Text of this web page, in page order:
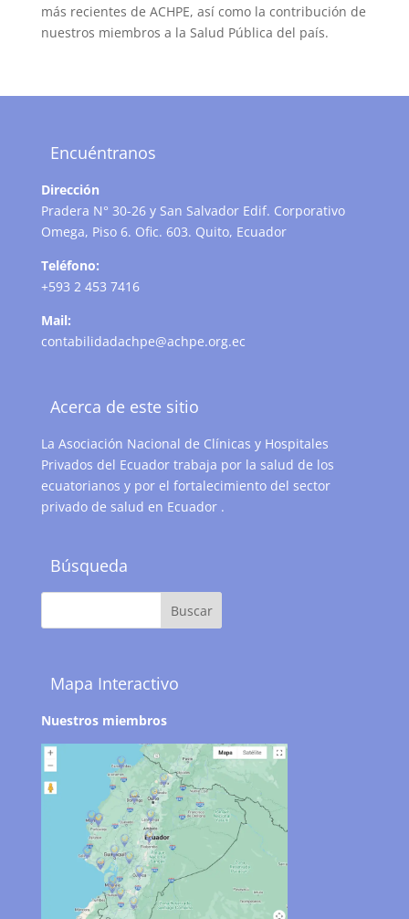
más recientes de ACHPE, así como la contribución de
nuestros miembros a la Salud Pública del país.
Encuéntranos
Dirección
Pradera N° 30-26 y San Salvador Edif. Corporativo
Omega, Piso 6. Ofic. 603. Quito, Ecuador
Teléfono:
+593 2 453 7416
Mail:
contabilidadachpe@achpe.org.ec
Acerca de este sitio
La Asociación Nacional de Clínicas y Hospitales
Privados del Ecuador trabaja por la salud de los
ecuatorianos y por el fortalecimiento del sector
privado de salud en Ecuador .
Búsqueda
Mapa Interactivo
Nuestros miembros